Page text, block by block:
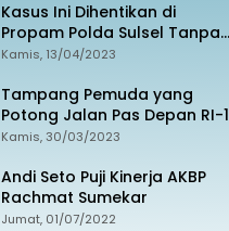
Kasus Ini Dihentikan di
Propam Polda Sulsel Tanpa
Kejelasan, Ada Apa?
Kamis, 13/04/2023
Tampang Pemuda yang
Potong Jalan Pas Depan RI-1
di Makassar Ditangkap,
Kamis, 30/03/2023
Andi Seto Puji Kinerja AKBP
Rachmat Sumekar
Jumat, 01/07/2022